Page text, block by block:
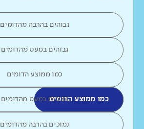
גבוהים בהרבה מהדומים
גבוהים במעט מהדומים
כמו ממוצע הדומים
כמו ממוצע הדומיםנמוכים במעט מהדומים
נמוכים בהרבה מהדומים